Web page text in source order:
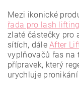
Mezi ikonické
řada pro lash lifting
zlaté částečky pro
sítích, dáleAfter
vyplňovačů řas na
přípravek, který
urychluje